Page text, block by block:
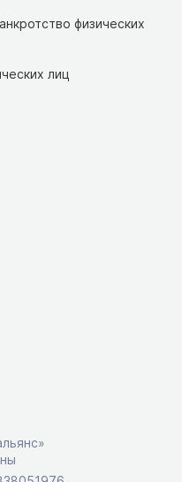
физических
лиц